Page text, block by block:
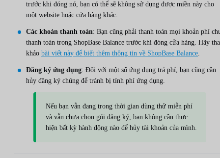
trước khi đóng nó, bạn có thể sẽ không sử dụng được miền này cho
một website hoặc cửa hàng khác.
Các khoản thanh toán: Bạn cũng phải thanh toán mọi khoản phí
thanh toán trong ShopBase Balance trước khi đóng cửa hàng. Hãy
khảo bài viết này để biết thêm thông tin về ShopBase Balance.
Đăng ký ứng dụng: Đối với một số ứng dụng trả phí, bạn cũng cần
hủy đăng ký chúng để tránh bị tính phí ứng dụng.
Nếu bạn vẫn đang trong thời gian dùng thử miễn phí
và vẫn chưa chọn gói đăng ký, bạn không cần thực
hiện bất kỳ hành động nào để hủy tài khoản của mình.